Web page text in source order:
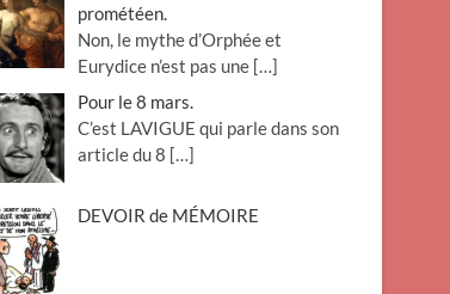
prométéen.
Non, le mythe d’Orphée et
Eurydice n’est pas une […]
Pour le 8 mars.
C’est LAVIGUE qui parle dans son
article du 8 […]
DEVOIR de MÉMOIRE